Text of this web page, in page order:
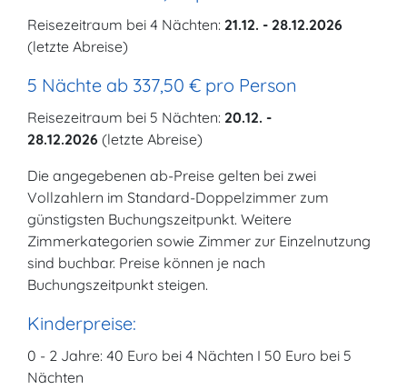
Reisezeitraum bei 4 Nächten: 21.12. - 28.12.2026
(letzte Abreise)
5 Nächte ab 337,50 € pro Person
Reisezeitraum bei 5 Nächten: 20.12. -
28.12.2026 (letzte Abreise)
Die angegebenen ab-Preise gelten bei zwei
Vollzahlern im Standard-Doppelzimmer zum
günstigsten Buchungszeitpunkt. Weitere
Zimmerkategorien sowie Zimmer zur Einzelnutzung
sind buchbar. Preise können je nach
Buchungszeitpunkt steigen.
Kinderpreise:
0 - 2 Jahre: 40 Euro bei 4 Nächten I 50 Euro bei 5
Nächten